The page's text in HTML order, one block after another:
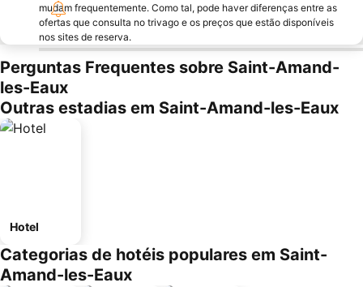
mudam frequentemente. Como tal, pode haver diferenças entre as
ofertas que consulta no trivago e os preços que estão disponíveis
nos sites de reserva.
Perguntas Frequentes sobre Saint-Amand-
les-Eaux
Outras estadias em Saint-Amand-les-Eaux
Hotel
Categorias de hotéis populares em Saint-
Amand-les-Eaux